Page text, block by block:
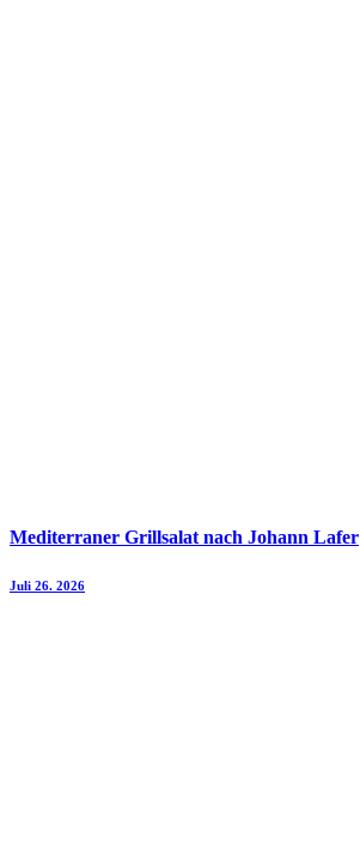
Mediterraner Grillsalat nach Johann Lafer
Juli 26. 2026